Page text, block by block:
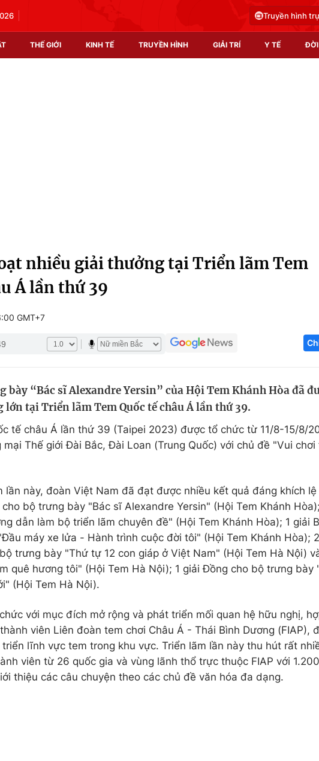
Truyền hình
THẾ GIỚI KINH TẾ TRUYỀN HÌNH GIẢI TRÍ Y TẾ ĐỜI
lượng cuộc sống
Tuyển sinh
Hitech
Thị
nhiều giải thưởng tại Triển lãm Tem
Á lần thứ 39
GMT+7
bày “Bác sĩ Alexandre Yersin” của Hội Tem Khánh Hòa đã
lớn tại Triển lãm Tem Quốc tế châu Á lần thứ 39.
tế châu Á lần thứ 39 (Taipei 2023) được tổ chức từ 11/8-15/8/
Thế giới Đài Bắc, Đài Loan (Trung Quốc) với chủ đề "Vui chơi
lần này, đoàn Việt Nam đã đạt được nhiều kết quả đáng khích lệ
cho bộ trưng bày "Bác sĩ Alexandre Yersin" (Hội Tem Khánh
dẫn làm bộ triển lãm chuyên đề" (Hội Tem Khánh Hòa); 1 giải
máy xe lửa - Hành trình cuộc đời tôi" (Hội Tem Khánh Hòa);
trưng bày "Thứ tự 12 con giáp ở Việt Nam" (Hội Tem Hà Nội)
quê hương tôi" (Hội Tem Hà Nội); 1 giải Đồng cho bộ trưng bày
(Hội Tem Hà Nội).
với mục đích mở rộng và phát triển mối quan hệ hữu nghị,
viên Liên đoàn tem chơi Châu Á - Thái Bình Dương (FIAP),
lĩnh vực tem trong khu vực. Triển lãm lần này thu hút rất
viên từ 26 quốc gia và vùng lãnh thổ trực thuộc FIAP với 1.200
thiệu các câu chuyện theo các chủ đề văn hóa đa dạng.